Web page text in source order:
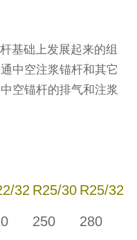
基础上发展起来的组
中空注浆锚杆和其它
空锚杆的排气和注浆
32 R25/30 R25/32
250 280